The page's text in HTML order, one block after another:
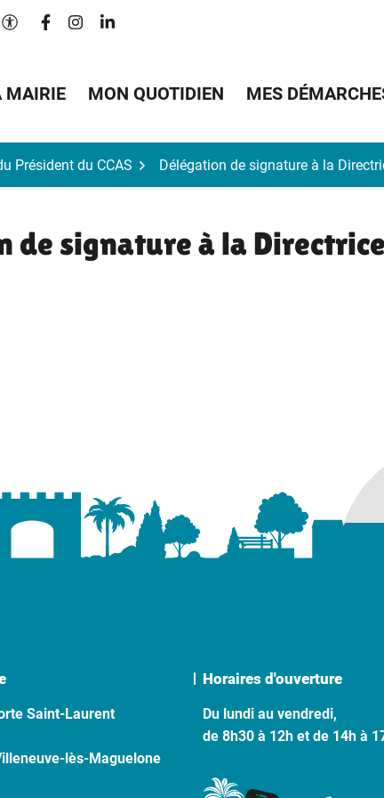
Paramètres d'accessibilité
Lien vers le compte Facebook
Lien vers le compte Instagram
Lien vers le compte Linkedin
MAIRIE MON QUOTIDIEN MES
Président du CCAS Délégation de signature à la
de signature à la
Saint-Laurent
lès-Maguelone
Horaires d'ouverture
Du lundi au vendredi,
de 8h30 à 12h et de 14h à